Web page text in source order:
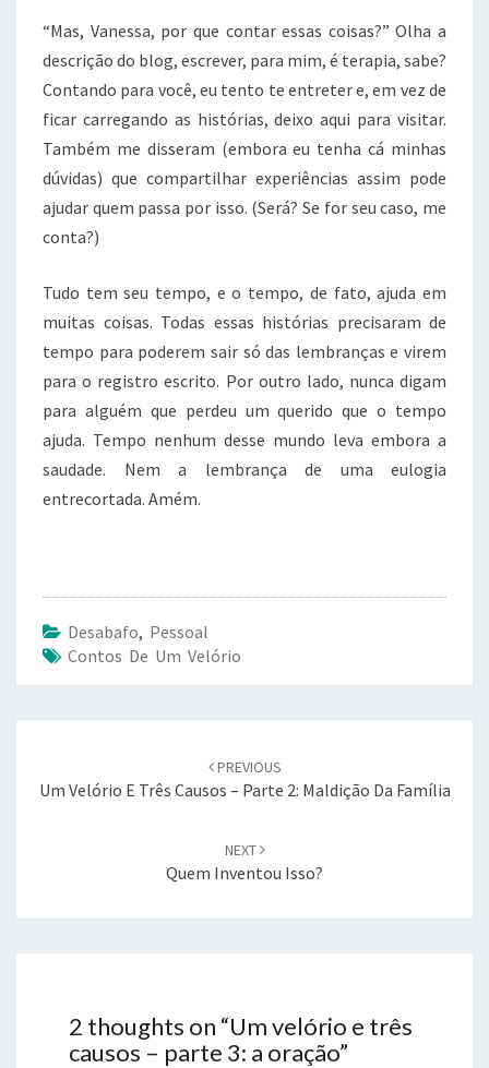
“Mas, Vanessa, por que contar essas coisas?” Olha a
descrição do blog, escrever, para mim, é terapia, sabe?
Contando para você, eu tento te entreter e, em vez de
ficar carregando as histórias, deixo aqui para visitar.
Também me disseram (embora eu tenha cá minhas
dúvidas) que compartilhar experiências assim pode
ajudar quem passa por isso. (Será? Se for seu caso, me
conta?)
Tudo tem seu tempo, e o tempo, de fato, ajuda em
muitas coisas. Todas essas histórias precisaram de
tempo para poderem sair só das lembranças e virem
para o registro escrito. Por outro lado, nunca digam
para alguém que perdeu um querido que o tempo
ajuda. Tempo nenhum desse mundo leva embora a
saudade. Nem a lembrança de uma eulogia
entrecortada. Amém.
Desabafo, Pessoal
Contos De Um Velório
navigation
PREVIOUS
Um Velório E Três Causos – Parte 2: Maldição Da Família
NEXT
Quem Inventou Isso?
2 thoughts on “Um velório e três
causos – parte 3: a oração”